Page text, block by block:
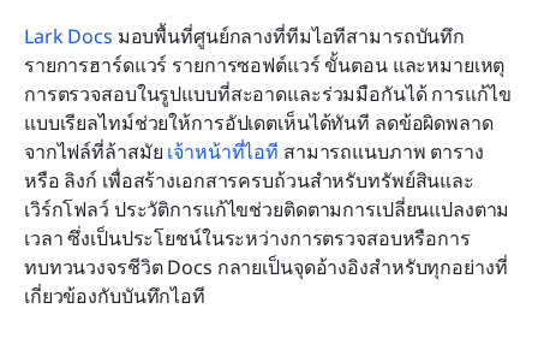
Lark Docs มอบพื้นที่ศูนย์กลางที่ทีมไอทีสามารถบันทึก
รายการฮาร์ดแวร์ รายการซอฟต์แวร์ ขั้นตอน และหมายเหตุ
การตรวจสอบในรูปแบบที่สะอาดและร่วมมือกันได้ การแก้ไข
แบบเรียลไทม์ช่วยให้การอัปเดตเห็นได้ทันที ลดข้อผิดพลาด
จากไฟล์ที่ล้าสมัย เจ้าหน้าที่ไอที สามารถแนบภาพ ตาราง
หรือ ลิงก์ เพื่อสร้างเอกสารครบถ้วนสำหรับทรัพย์สินและ
เวิร์กโฟลว์ ประวัติการแก้ไขช่วยติดตามการเปลี่ยนแปลงตาม
เวลา ซึ่งเป็นประโยชน์ในระหว่างการตรวจสอบหรือการ
ทบทวนวงจรชีวิต Docs กลายเป็นจุดอ้างอิงสำหรับทุกอย่างที่
เกี่ยวข้องกับบันทึกไอที